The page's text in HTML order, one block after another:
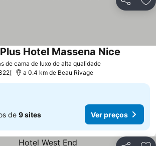
Partilhar
de cama de luxo de alta qualidade
Hotel Massena Nice
a 0.4 km de Beau Rivage
de 9 sites Ver preços